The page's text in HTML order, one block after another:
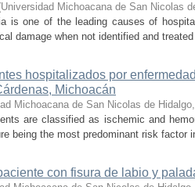
Universidad Michoacana de San Nicolas
is one of the leading causes of
damage when not identified and
hospitalizados por
Michoacán
Michoacana de San Nicolas de Hidalgo
are classified as ischemic and
being the most predominant risk factor
con fisura de labio y